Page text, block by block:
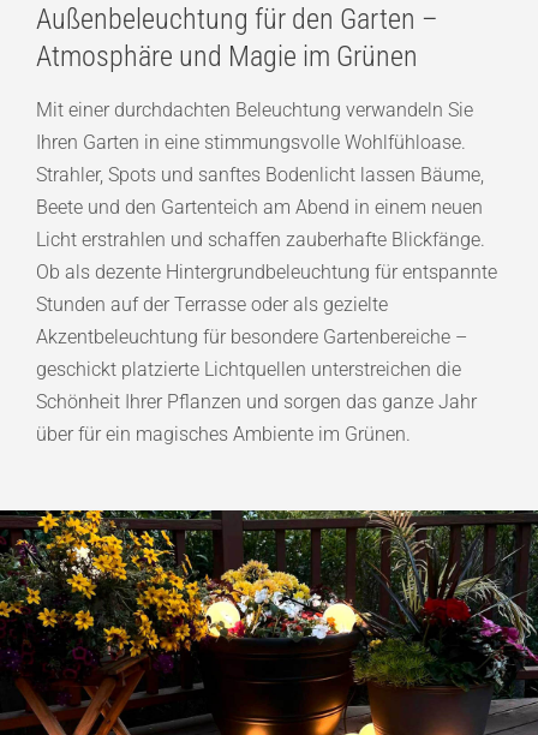
Außenbeleuchtung für den Garten –
Atmosphäre und Magie im Grünen
Mit einer durchdachten Beleuchtung verwandeln Sie
Ihren Garten in eine stimmungsvolle Wohlfühloase.
Strahler, Spots und sanftes Bodenlicht lassen Bäume,
Beete und den Gartenteich am Abend in einem neuen
Licht erstrahlen und schaffen zauberhafte Blickfänge.
Ob als dezente Hintergrundbeleuchtung für entspannte
Stunden auf der Terrasse oder als gezielte
Akzentbeleuchtung für besondere Gartenbereiche –
geschickt platzierte Lichtquellen unterstreichen die
Schönheit Ihrer Pflanzen und sorgen das ganze Jahr
über für ein magisches Ambiente im Grünen.